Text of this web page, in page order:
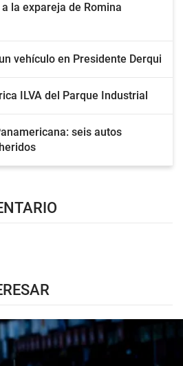
la expareja de Romina
vehículo en Presidente Derqui
ILVA del Parque Industrial
seis autos